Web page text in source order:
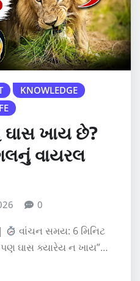
KNOWLEDGE
ઘાસ ખાય છે?
વાયરલ
0
વાંચન સમય: 6 મિનિટ
ઘાસ ક્યારેય ન ખાય”…